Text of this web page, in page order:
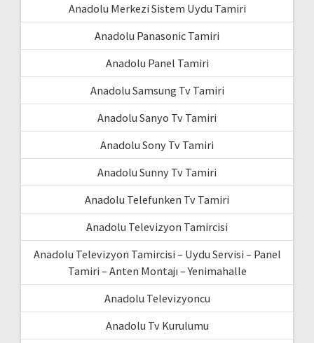
Anadolu Merkezi Sistem Uydu Tamiri
Anadolu Panasonic Tamiri
Anadolu Panel Tamiri
Anadolu Samsung Tv Tamiri
Anadolu Sanyo Tv Tamiri
Anadolu Sony Tv Tamiri
Anadolu Sunny Tv Tamiri
Anadolu Telefunken Tv Tamiri
Anadolu Televizyon Tamircisi
Anadolu Televizyon Tamircisi – Uydu Servisi – Panel
Tamiri – Anten Montajı – Yenimahalle
Anadolu Televizyoncu
Anadolu Tv Kurulumu